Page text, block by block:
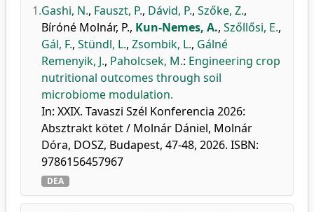
1.Gashi, N., Fauszt, P., Dávid, P., Szőke, Z.,
Bíróné Molnár, P., Kun-Nemes, A., Szőllősi, E.,
Gál, F., Stündl, L., Zsombik, L., Gálné
Remenyik, J., Paholcsek, M.: Engineering crop
nutritional outcomes through soil
microbiome modulation.
In: XXIX. Tavaszi Szél Konferencia 2026:
Absztrakt kötet / Molnár Dániel, Molnár
Dóra, DOSZ, Budapest, 47-48, 2026. ISBN:
9786156457967
DEA